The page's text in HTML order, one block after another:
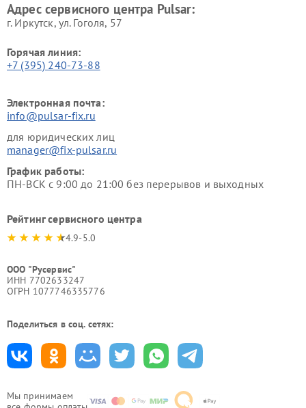
Мы принимаем
Адрес сервисного центра Pulsar:
г. Иркутск, ул. ​Гоголя, 57
Горячая линия:
+7 (395) 240-73-88
Электронная почта:
info@pulsar-fix.ru
для юридических лиц
manager@fix-pulsar.ru
График работы:
ПН-ВСК с 9:00 до 21:00 без перерывов и выходных
Рейтинг сервисного центра
4.9-5.0
ООО "Русервис"
ИНН 7702633247
ОГРН 1077746335776
Поделиться в соц. сетях: